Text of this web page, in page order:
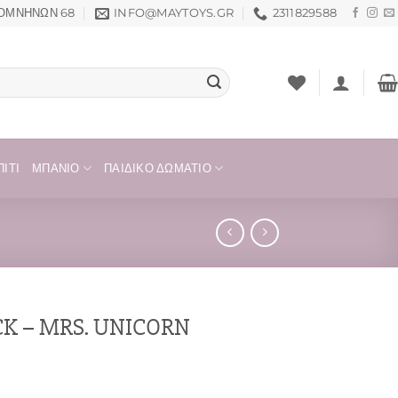
68 INFO@MAYTOYS.GR 2311829588
ΜΠΆΝΙΟ ΠΑΙΔΙΚΌ ΔΩΜΆΤΙΟ
– MRS. UNICORN